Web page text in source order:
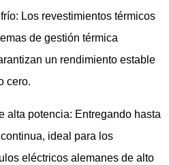
: Los revestimientos térmicos
de gestión térmica
un rendimiento estable
cero.
alta potencia: Entregando hasta ​
, ideal para los
eléctricos alemanes de alto